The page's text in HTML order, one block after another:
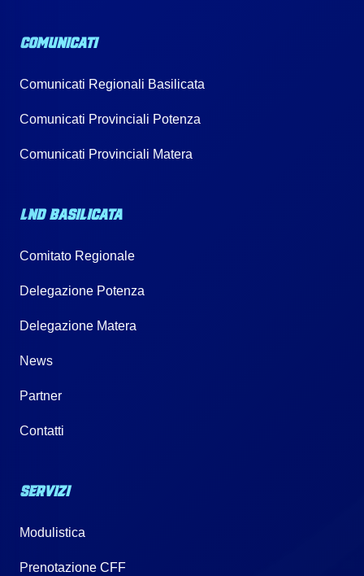
COMUNICATI
Comunicati Regionali Basilicata
Comunicati Provinciali Potenza
Comunicati Provinciali Matera
LND BASILICATA
Comitato Regionale
Delegazione Potenza
Delegazione Matera
News
Partner
Contatti
SERVIZI
Modulistica
Prenotazione CFF